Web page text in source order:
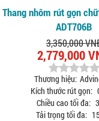
Thang nhôm rút gọn
ADT706B
3,350,000
2,779,000
Thương hiệu:
Kích thước rút gọn:
Chiều cao tối đa:
Tải trọng tối đa: